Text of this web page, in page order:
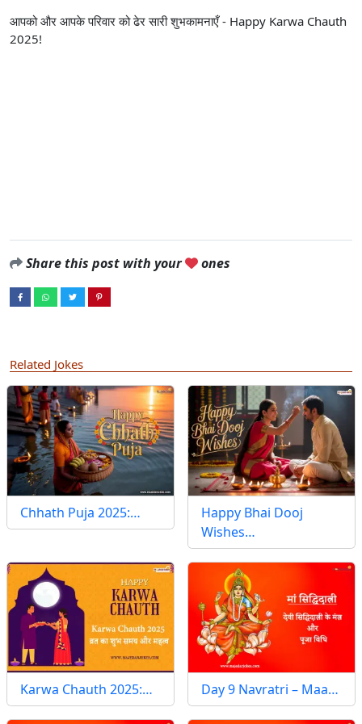
आपको और आपके परिवार को ढेर सारी शुभकामनाएँ - Happy Karwa Chauth
2025!
Share this post with your ones
Related Jokes
Chhath Puja 2025:…
Happy Bhai Dooj
Wishes…
Karwa Chauth 2025:… Day 9 Navratri – Maa…